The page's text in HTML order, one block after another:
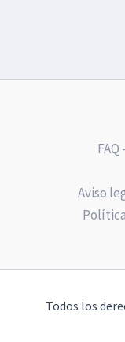
Aviso
Todos los